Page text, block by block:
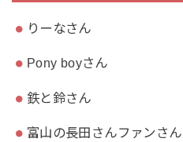
りーなさん
Pony boyさん
鉄と鈴さん
富山の長田さんファンさん